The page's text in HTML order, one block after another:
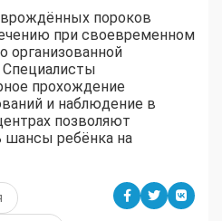
пороков
при своевременном
организованной
прохождение
и наблюдение в
позволяют
шансы ребёнка на